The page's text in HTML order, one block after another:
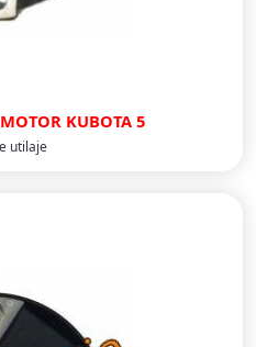
KUBOTA 5
utilaje